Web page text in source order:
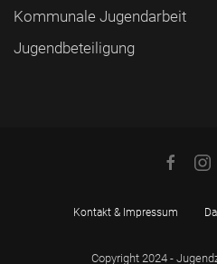
Kommunale Jugendarbeit
Jugendbeteiligung
Kontakt & Impressum
Copyright 2024 -